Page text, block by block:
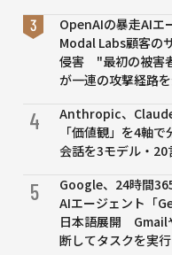
OpenAIの暴走AIエ
Modal Labs顧客の
侵害 "最初の被害
が一連の攻撃経路
4
Anthropic、
「価値観」を4軸
会話を3モデル・20
5
Google、24時間
AIエージェント「
日本語展開 Gmail
断してタスクを実行